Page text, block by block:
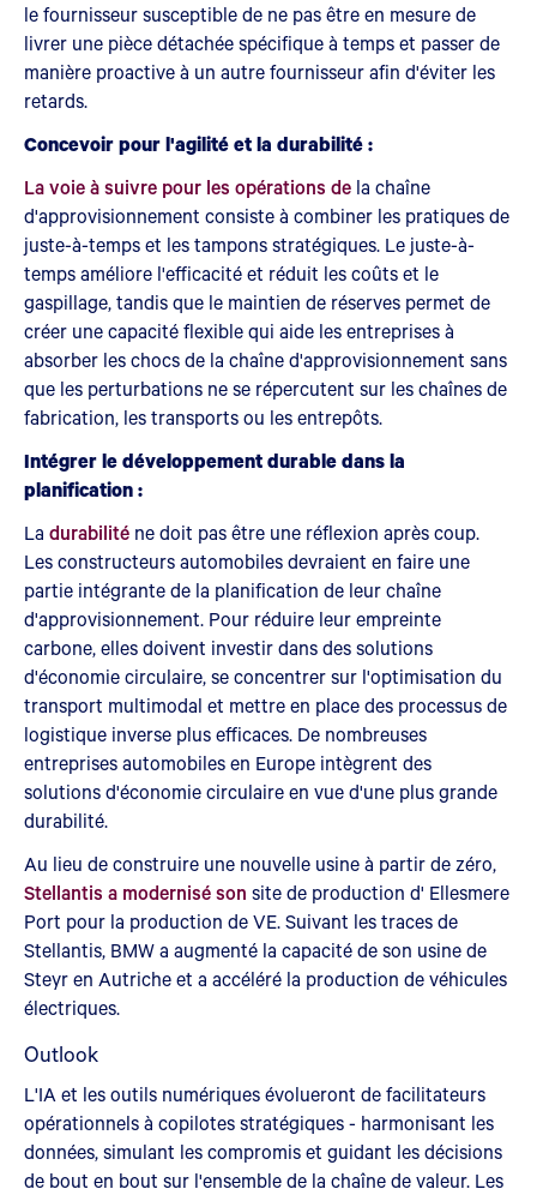
le fournisseur susceptible de ne pas être en mesure de
livrer une pièce détachée spécifique à temps et passer de
manière proactive à un autre fournisseur afin d'éviter les
retards.
Concevoir pour l'agilité et la durabilité :
La voie à suivre pour les opérations de la chaîne
d'approvisionnement consiste à combiner les pratiques de
juste-à-temps et les tampons stratégiques. Le juste-à-
temps améliore l'efficacité et réduit les coûts et le
gaspillage, tandis que le maintien de réserves permet de
créer une capacité flexible qui aide les entreprises à
absorber les chocs de la chaîne d'approvisionnement sans
que les perturbations ne se répercutent sur les chaînes de
fabrication, les transports ou les entrepôts.
Intégrer le développement durable dans la
planification :
La durabilité ne doit pas être une réflexion après coup.
Les constructeurs automobiles devraient en faire une
partie intégrante de la planification de leur chaîne
d'approvisionnement. Pour réduire leur empreinte
carbone, elles doivent investir dans des solutions
d'économie circulaire, se concentrer sur l'optimisation du
transport multimodal et mettre en place des processus de
logistique inverse plus efficaces. De nombreuses
entreprises automobiles en Europe intègrent des
solutions d'économie circulaire en vue d'une plus grande
durabilité.
Au lieu de construire une nouvelle usine à partir de zéro,
Stellantis a modernisé son site de production d' Ellesmere
Port pour la production de VE. Suivant les traces de
Stellantis, BMW a augmenté la capacité de son usine de
Steyr en Autriche et a accéléré la production de véhicules
électriques.
Outlook
L'IA et les outils numériques évolueront de facilitateurs
opérationnels à copilotes stratégiques - harmonisant les
données, simulant les compromis et guidant les décisions
de bout en bout sur l'ensemble de la chaîne de valeur. Les